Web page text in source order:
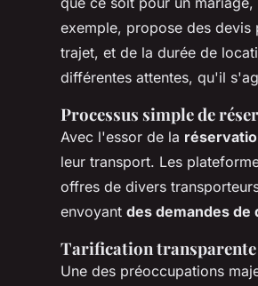
exemple, propose des devis
trajet, et de la durée de
différentes attentes, qu'il
Processus simple de
Avec l'essor de la
leur transport. Les
offres de divers
envoyant des demandes de
Tarification transparente
Une des préoccupations